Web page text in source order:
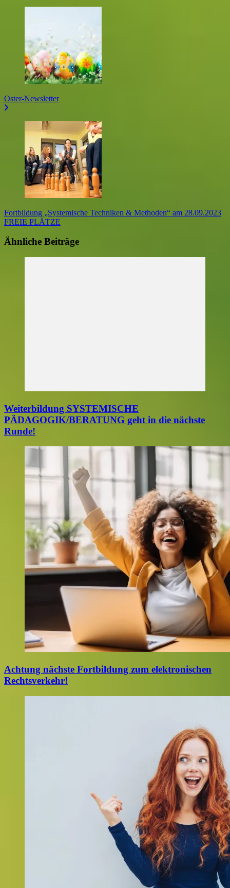
Oster-Newsletter
Fortbildung „Systemische Techniken & Methoden“ am 28.09.2023
FREIE PLÄTZE
Ähnliche Beiträge
Weiterbildung SYSTEMISCHE
PÄDAGOGIK/BERATUNG geht in die nächste
Runde!
Achtung nächste Fortbildung zum elektronischen
Rechtsverkehr!